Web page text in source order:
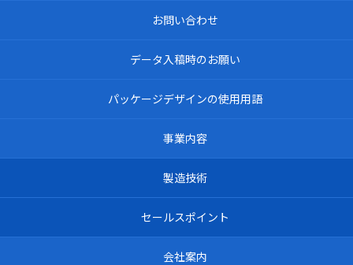
お問い合わせ
データ入稿時のお願い
パッケージデザインの使用用語
事業内容
製造技術
セールスポイント
会社案内